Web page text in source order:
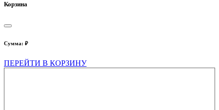
Корзина
Сумма: ₽
ПЕРЕЙТИ В КОРЗИНУ